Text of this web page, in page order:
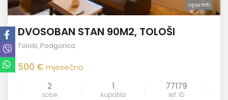
uporedi
DVOSOBAN STAN 90M2, TOLOŠI
Tološi, Podgorica
500 €mjesečno
2
sobe
1
kupatila
77179
ref. ID